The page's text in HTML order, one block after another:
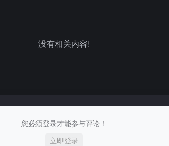
没有相关内容!
您必须登录才能参与评论！
立即登录